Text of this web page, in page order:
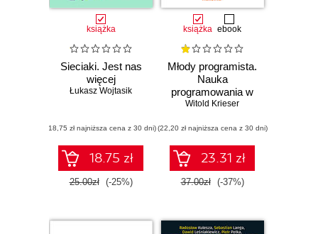
książka
Sieciaki. Jest nas
więcej
Łukasz Wojtasik
(18,75 zł najniższa cena z 30 dni)
18.75 zł
25.00zł (-25%)
książka ebook
Młody programista.
Nauka
programowania w
Scratchu
Witold Krieser
(22,20 zł najniższa cena z 30 dni)
23.31 zł
37.00zł (-37%)